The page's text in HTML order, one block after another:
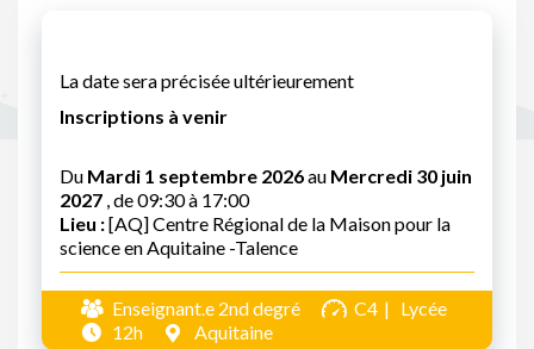
La date sera précisée ultérieurement
Inscriptions à venir
Du Mardi 1 septembre 2026au Mercredi 30 juin
2027 , de 09:30 à 17:00
Lieu :[AQ] Centre Régional de la Maison pour la
science en Aquitaine -Talence
Enseignant.e 2nd degré C4
Lycée
12h
Aquitaine